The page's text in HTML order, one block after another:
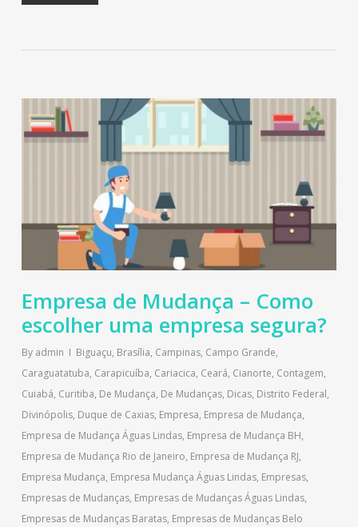
Empresa de Mudança – Como
escolher uma empresa segura?
By admin Biguaçu, Brasília, Campinas, Campo Grande,
Caraguatatuba, Carapicuíba, Cariacica, Ceará, Cianorte, Contagem,
Cuiabá, Curitiba, De Mudança, De Mudanças, Dicas, Distrito Federal,
Divinópolis, Duque de Caxias, Empresa, Empresa de Mudança,
Empresa de Mudança Águas Lindas, Empresa de Mudança BH,
Empresa de Mudança Rio de Janeiro, Empresa de Mudança RJ,
Empresa Mudança, Empresa Mudança Águas Lindas, Empresas,
Empresas de Mudanças, Empresas de Mudanças Águas Lindas,
Empresas de Mudanças Baratas, Empresas de Mudanças Belo